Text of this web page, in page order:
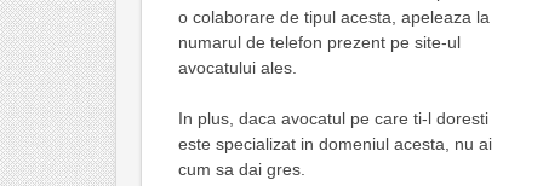
o colaborare de tipul acesta, apeleaza la
numarul de telefon prezent pe site-ul
avocatului ales.
In plus, daca avocatul pe care ti-l doresti
este specializat in domeniul acesta, nu ai
cum sa dai gres.